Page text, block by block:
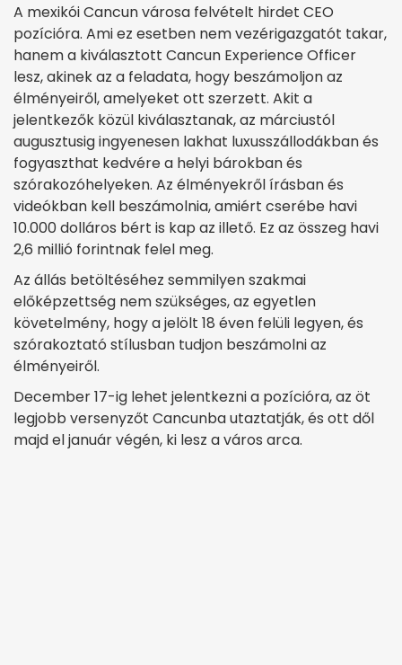
A mexikói Cancun városa felvételt hirdet CEO
pozícióra. Ami ez esetben nem vezérigazgatót takar,
hanem a kiválasztott Cancun Experience Officer
lesz, akinek az a feladata, hogy beszámoljon az
élményeiről, amelyeket ott szerzett. Akit a
jelentkezők közül kiválasztanak, az márciustól
augusztusig ingyenesen lakhat luxusszállodákban és
fogyaszthat kedvére a helyi bárokban és
szórakozóhelyeken. Az élményekről írásban és
videókban kell beszámolnia, amiért cserébe havi
10.000 dolláros bért is kap az illető. Ez az összeg havi
2,6 millió forintnak felel meg.
Az állás betöltéséhez semmilyen szakmai
előképzettség nem szükséges, az egyetlen
követelmény, hogy a jelölt 18 éven felüli legyen, és
szórakoztató stílusban tudjon beszámolni az
élményeiről.
December 17-ig lehet jelentkezni a pozícióra, az öt
legjobb versenyzőt Cancunba utaztatják, és ott dől
majd el január végén, ki lesz a város arca.